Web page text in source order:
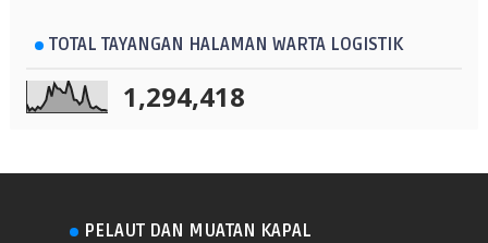
TOTAL TAYANGAN HALAMAN WARTA LOGISTIK
1,294,418
PELAUT DAN MUATAN KAPAL